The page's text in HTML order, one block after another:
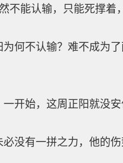
能认输，只能死撑着，
不认输？难不成为了
始，这周正阳就没安
有一拼之力，他的伤